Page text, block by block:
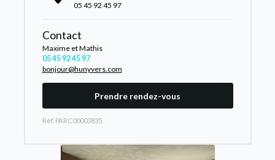
05 45 92 45 97
Contact
Maxime et Mathis
05 45 92 45 97
bonjour@hunyvers.com
Prendre rendez-vous
Rèf. PARC00003835